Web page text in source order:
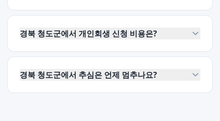
경북 청도군에서 개인회생 신청 비용은?
경북 청도군에서 추심은 언제 멈추나요?